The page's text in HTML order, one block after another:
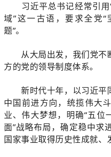
习近平总书记经常引用
域”这一古语，要求全党
题”。
从大局出发，我们党不
方的党的领导制度体系。
新时代十年，以习近平
中国前进方向，统揽伟大
业、伟大梦想，明确“五位
面”战略布局，确定稳中求
国家事业取得历史性成就、